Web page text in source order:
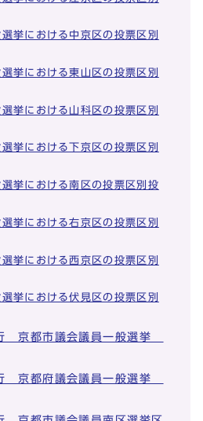
挙における中京区の投票区別
挙における東山区の投票区別
挙における山科区の投票区別
挙における下京区の投票区別
挙における南区の投票区別投
挙における右京区の投票区別
挙における西京区の投票区別
挙における伏見区の投票区別
京都市議会議員一般選挙
京都府議会議員一般選挙